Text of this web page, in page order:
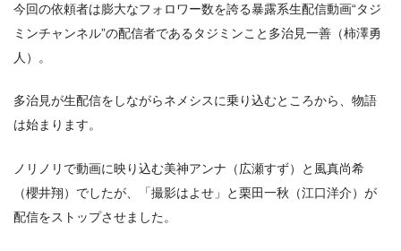
今回の依頼者は膨大なフォロワー数を誇る暴露系生配信動画“タジ
ミンチャンネル”の配信者であるタジミンこと多治見一善（柿澤勇
人）。
多治見が生配信をしながらネメシスに乗り込むところから、物語
は始まります。
ノリノリで動画に映り込む美神アンナ（広瀬すず）と風真尚希
（櫻井翔）でしたが、「撮影はよせ」と栗田一秋（江口洋介）が
配信をストップさせました。